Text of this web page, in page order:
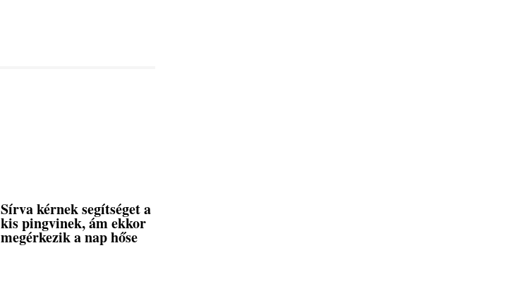
Sírva kérnek segítséget a
kis pingvinek, ám ekkor
megérkezik a nap hőse